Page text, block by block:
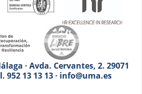
· Avda. Cervantes, 2. 29071
952 13 13 13 · info@uma.es